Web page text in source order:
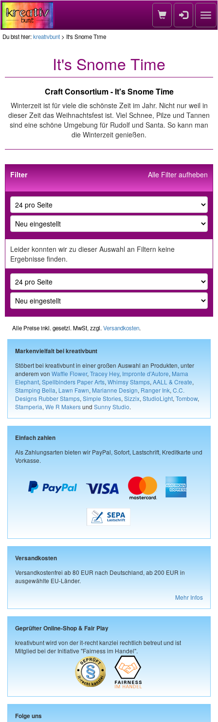
Du bist hier:kreativbunt > It's Snome Time
It's Snome Time
Craft Consortium - It's Snome Time
Winterzeit ist für viele die schönste Zeit im Jahr. Nicht nur weil in
dieser Zeit das Weihnachtsfest ist. Viel Schnee, Pilze und Tannen
sind eine schöne Umgebung für Rudolf und Santa. So kann man
die Winterzeit genießen.
Alle Filter aufheben
Filter
Leider konnten wir zu dieser Auswahl an Filtern keine
Ergebnisse finden.
Alle Preise inkl. gesetzl. MwSt, zzgl. Versandkosten.
Markenvielfalt bei kreativbunt
Stöbert bei kreativbunt in einer großen Auswahl an Produkten, unter
anderem von Waffle Flower, Tracey Hey, Impronte d'Autore, Mama
Elephant, Spellbinders Paper Arts, Whimsy Stamps, AALL & Create,
Stamping Bella, Lawn Fawn, Marianne Design, Ranger Ink, C.C.
Designs Rubber Stamps, Simple Stories, Sizzix, StudioLight, Tombow,
Stamperia, We R Makersund Sunny Studio.
Einfach zahlen
Als Zahlungsarten bieten wir PayPal, Sofort, Lastschrift, Kreditkarte und
Vorkasse.
Versandkosten
Versandkostenfrei ab 80 EUR nach Deutschland, ab 200 EUR in
ausgewählte EU-Länder.
Mehr Infos
Geprüfter Online-Shop & Fair Play
kreativbunt wird von der it-recht kanzlei rechtlich betreut und ist
Mitglied bei der Initiative "Fairness im Handel".
Folge uns